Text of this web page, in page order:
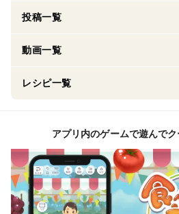
投稿一覧
動画一覧
レシピ一覧
アプリ内のゲームで遊んでク